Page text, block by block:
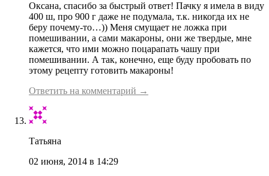
Оксана, спасибо за быстрый ответ! Пачку я имела в виду
400 ш, про 900 г даже не подумала, т.к. никогда их не
беру почему-то…)) Меня смущает не ложка при
помешивании, а сами макароны, они же твердые, мне
кажется, что ими можно поцарапать чашу при
помешивании. А так, конечно, еще буду пробовать по
этому рецепту готовить макароны!
Ответить на комментарий →
Татьяна
02 июня, 2014 в 14:29